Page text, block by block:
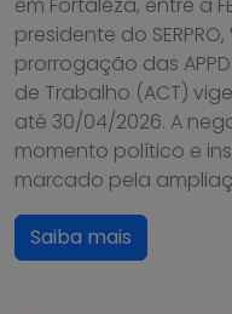
em Fortaleza, entre a
presidente do
prorrogação das
de Trabalho (ACT)
até 30/04/2026. A
momento político e
marcado pela
Saiba mais